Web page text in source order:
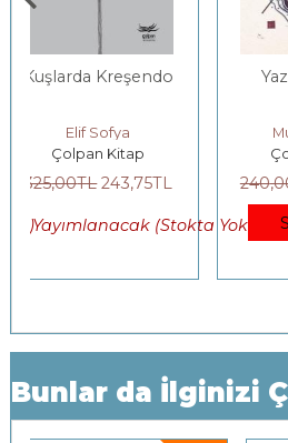
Yok)
Yazma Arzusu
Mustafa Kurt
Çolpan Kitap
240,00TL 180,00
Sepete Ekle
Bunlar da İlginizi